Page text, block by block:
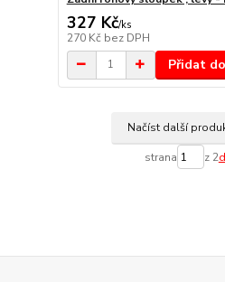
327 Kč/ks
270 Kč bez DPH
Přidat
Načíst další
strana z 2